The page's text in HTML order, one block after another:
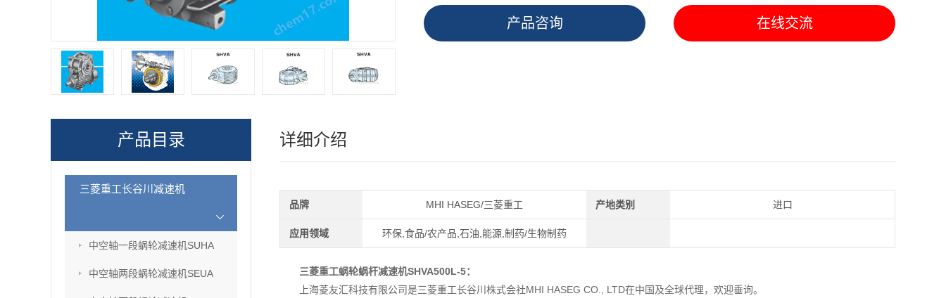
产品咨询 在线交流
产品目录
三菱重工长谷川减速机
中空轴一段蜗轮减速机SUHA
中空轴两段蜗轮减速机SEUA
详细介绍
品牌 MHI HASEG/三菱重工 产地类别 进口
应用领域 环保,食品/农产品,石油,能源,制药/生物制药
三菱重工蜗轮蜗杆减速机SHVA500L-5：
上海菱友汇科技有限公司是三菱重工长谷川株式会社MHI HASEG CO., LTD在中国及全球代理，欢迎垂询。